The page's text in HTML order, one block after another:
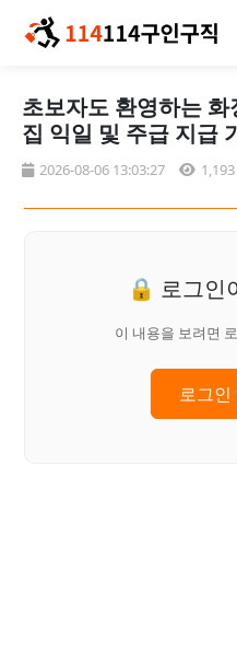
초보자도 환영하는
집 익일 및 주급 지급
2026-08-06 13:03:27 1,193
🔒 로그인
이 내용을 보려면
로그인